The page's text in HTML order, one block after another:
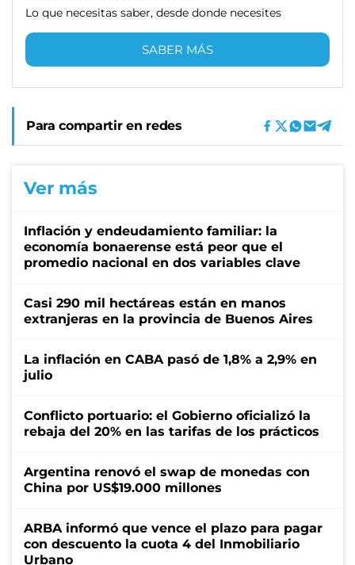
Lo que necesitas saber, desde donde necesites
SABER MÁS
Para compartir en redes
Ver más
Inflación y endeudamiento familiar: la
economía bonaerense está peor que el
promedio nacional en dos variables clave
Casi 290 mil hectáreas están en manos
extranjeras en la provincia de Buenos Aires
La inflación en CABA pasó de 1,8% a 2,9% en
julio
Conflicto portuario: el Gobierno oficializó la
rebaja del 20% en las tarifas de los prácticos
Argentina renovó el swap de monedas con
China por US$19.000 millones
ARBA informó que vence el plazo para pagar
con descuento la cuota 4 del Inmobiliario
Urbano